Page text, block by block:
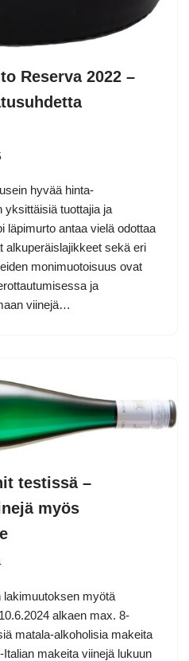
Reserva 2022 –
hyvää hinta-
yksittäisiä tuottajia ja
läpimurto antaa vielä odottaa
alkuperäislajikkeet sekä eri
monimuotoisuus ovat
ja
viinejä…
testissä –
myös
myötä
alkaen max. 8-
matala-alkoholisia makeita
makeita viinejä lukuun